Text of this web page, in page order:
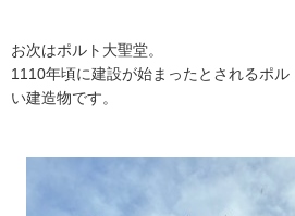
お次はポルト大聖堂。
1110年頃に建設が始まったとされるポ
い建造物です。